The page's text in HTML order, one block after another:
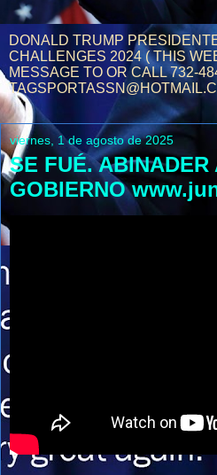
DONALD TRUMP
CHALLENGES 2024 ( THIS
MESSAGE TO OR CALL 732-
viernes, 1 de agosto de 2025
SE FUÉ.
GOBIERNO